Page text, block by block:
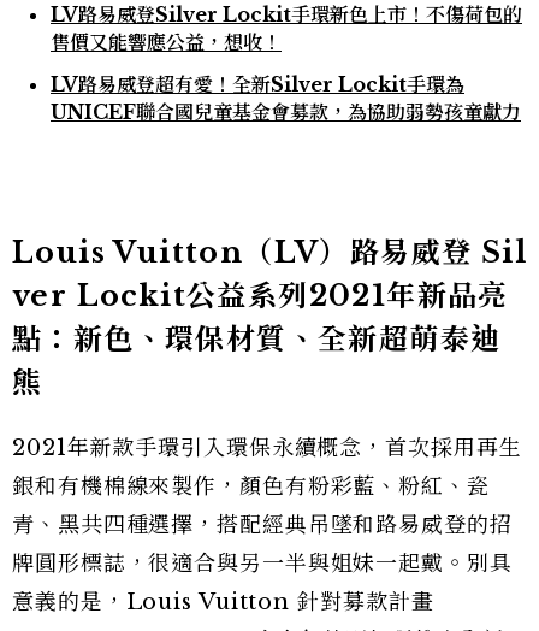
LV路易威登Silver Lockit手環新色上市！不傷荷包的
售價又能響應公益，想收！
LV路易威登超有愛！全新Silver Lockit手環為
UNICEF聯合國兒童基金會募款，為協助弱勢孩童獻力
Louis Vuitton（LV）路易威登 Sil
ver Lockit公益系列2021年新品亮
點：新色、環保材質、全新超萌泰迪
熊
2021年新款手環引入環保永續概念，首次採用再生
銀和有機棉線來製作，顏色有粉彩藍、粉紅、瓷
青、黑共四種選擇，搭配經典吊墜和路易威登的招
牌圓形標誌，很適合與另一半與姐妹一起戴。別具
意義的是，Louis Vuitton 針對募款計畫